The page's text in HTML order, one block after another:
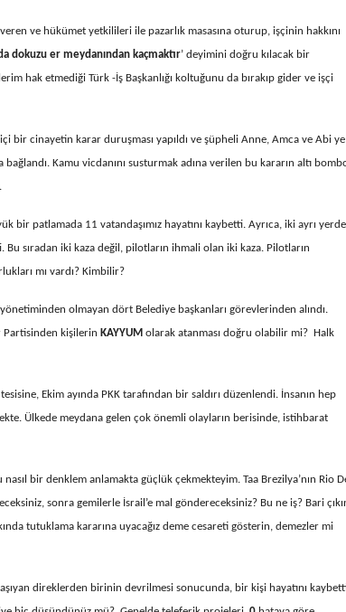
ve hükümet yetkilileri ile pazarlık masasına oturup, işçinin hakkını
dokuzu er meydanından kaçmaktır’ deyimini doğru kılacak bir
hak etmediği Türk -İş Başkanlığı koltuğunu da bırakıp gider ve işçi
cinayetin karar duruşması yapıldı ve şüpheli Anne, Amca ve Abi ye
bağlandı. Kamu vicdanını susturmak adına verilen bu kararın altı
bir patlamada 11 vatandaşımız hayatını kaybetti. Ayrıca, iki ayrı yerde
sıradan iki kaza değil, pilotların ihmali olan iki kaza. Pilotların
mı vardı? Kimbilir?
olmayan dört Belediye başkanları görevlerinden alındı.
Partisinden kişilerin KAYYUM olarak atanması doğru olabilir mi? Halk
Ekim ayında PKK tarafından bir saldırı düzenlendi. İnsanın hep
Ülkede meydana gelen çok önemli olayların berisinde, istihbarat
bir denklem anlamakta güçlük çekmekteyim. Taa Brezilya’nın Rio
sonra gemilerle İsrail’e mal göndereceksiniz? Bu ne iş? Bari
tutuklama kararına uyacağız deme cesareti gösterin, demezler mi
direklerden birinin devrilmesi sonucunda, bir kişi hayatını